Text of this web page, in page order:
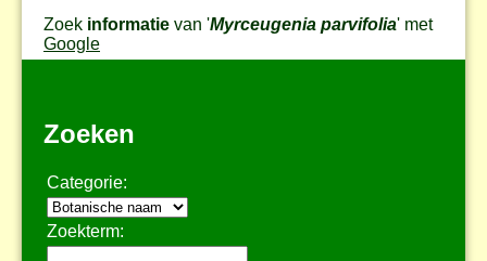
Zoek informatie van 'Myrceugenia parvifolia' met
Google
Zoeken
Categorie:
Zoekterm: